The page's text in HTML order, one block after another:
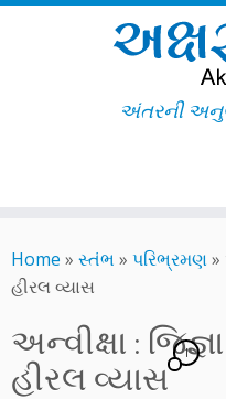
to
content
અંતરની
Home » સ્તંભ » પરિભ્રમણ»
હીરલ વ્યાસ
અન્વીક્ષા :
હીરલ વ્યાસ
1